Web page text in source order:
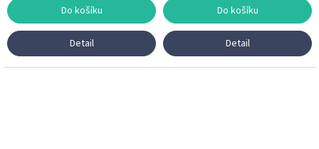
Do košíku
Detail
Do košíku
Detail